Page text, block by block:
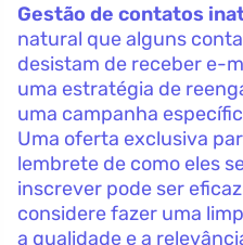
Gestão de contatos
natural que alguns
desistam de receber e-
uma estratégia de
uma campanha
Uma oferta exclusiva
lembrete de como eles
inscrever pode ser
considere fazer uma
a qualidade e a